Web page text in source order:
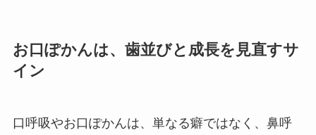
お口ぽかんは、歯並びと成長を見直すサ
イン
口呼吸やお口ぽかんは、単なる癖ではなく、鼻呼